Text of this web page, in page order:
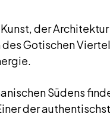
der
Gotischen
Südens
der